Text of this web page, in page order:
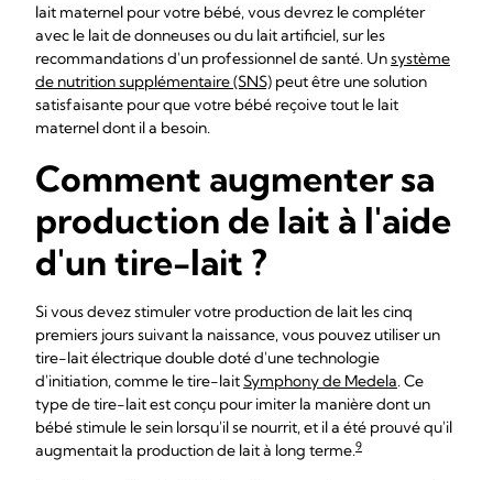
lait maternel pour votre bébé, vous devrez le compléter
avec le lait de donneuses ou du lait artificiel, sur les
recommandations d'un professionnel de santé. Unsystème
de nutrition supplémentaire (SNS) peut être une solution
satisfaisante pour que votre bébé reçoive tout le lait
maternel dont il a besoin.
Comment augmenter sa
production de lait à l'aide
d'un tire-lait ?
Si vous devez stimuler votre production de lait les cinq
premiers jours suivant la naissance, vous pouvez utiliser un
tire-lait électrique double doté d'une technologie
d'initiation, comme le tire-laitSymphony de Medela. Ce
type de tire-lait est conçu pour imiter la manière dont un
bébé stimule le sein lorsqu'il se nourrit, et il a été prouvé qu'il
augmentait la production de lait à long terme.9